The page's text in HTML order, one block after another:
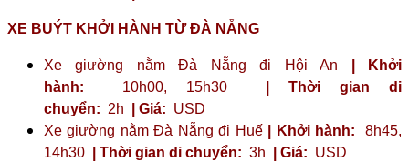
XE BUÝT KHỞI HÀNH TỪ ĐÀ NẴNG
Xe giường nằm Đà Nẵng đi Hội An
| Khởi
hành: 10h00, 15h30
| Thời gian di
chuyển: 2h | Giá: USD
Xe giường nằm Đà Nẵng đi Huế
| Khởi hành: 8h45,
14h30
| Thời gian di chuyển: 3h | Giá: USD